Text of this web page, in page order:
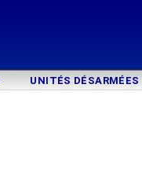
UNITÉS DÉSARMÉES